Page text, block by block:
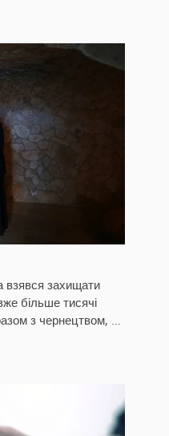
взявся захищати
більше тисячі
з чернецтвом, ...